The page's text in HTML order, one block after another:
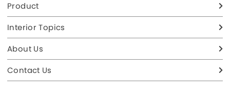
Product
Interior Topics
About Us
Contact Us